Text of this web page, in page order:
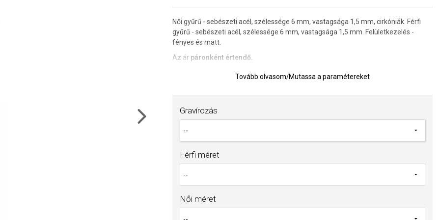
Női gyűrű - sebészeti acél, szélessége 6 mm, vastagsága 1,5 mm, cirkóniák. Férfi
gyűrű - sebészeti acél, szélessége 6 mm, vastagsága 1,5 mm. Felületkezelés -
fényes és matt.
Az ár páronként értendő.
Gravírozási lehetőséget kínálunk minden gyűrűbe. A gravírozás ára egy pár gyűrűbe
Az áru megrendelése után előre ki kell fizetni a gyűrű árának 60%-át, vissza nem
megrendelésre kerül és gyártásba adjuk, miután a befizetés jóváírásra került a
számlánkhoz.
Tovább olvasom/Mutassa a paramétereket
Gravírozás
Férfi méret
Női méret